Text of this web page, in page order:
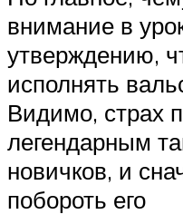
внимание в
утверждению,
исполнять
Видимо, страх
легендарным
новичков, и
побороть его